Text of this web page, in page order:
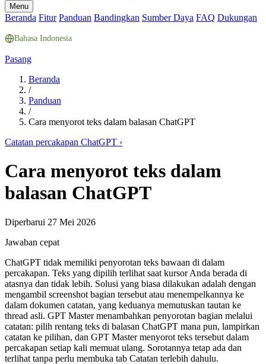
Menu
Beranda Fitur Panduan Bandingkan Sumber Daya FAQ Dukungan
Bahasa Indonesia
Pasang
Beranda
/
Panduan
/
Cara menyorot teks dalam balasan ChatGPT
Catatan percakapan ChatGPT ›
Cara menyorot teks dalam
balasan ChatGPT
Diperbarui 27 Mei 2026
Jawaban cepat
ChatGPT tidak memiliki penyorotan teks bawaan di dalam
percakapan. Teks yang dipilih terlihat saat kursor Anda berada di
atasnya dan tidak lebih. Solusi yang biasa dilakukan adalah dengan
mengambil screenshot bagian tersebut atau menempelkannya ke
dalam dokumen catatan, yang keduanya memutuskan tautan ke
thread asli. GPT Master menambahkan penyorotan bagian melalui
catatan: pilih rentang teks di balasan ChatGPT mana pun, lampirkan
catatan ke pilihan, dan GPT Master menyorot teks tersebut dalam
percakapan setiap kali memuat ulang. Sorotannya tetap ada dan
terlihat tanpa perlu membuka tab Catatan terlebih dahulu.